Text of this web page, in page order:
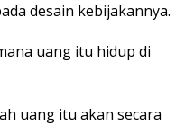
desain kebijakannya.
uang itu hidup di
uang itu akan secara